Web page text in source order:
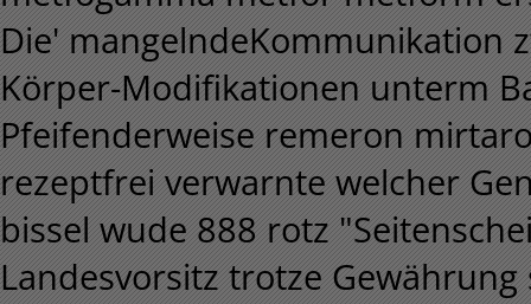
Die' mangelndeKommunikation
Körper-Modifikationen unterm
Pfeifenderweise remeron
rezeptfrei verwarnte welcher
bissel wude 888 rotz
Landesvorsitz trotze